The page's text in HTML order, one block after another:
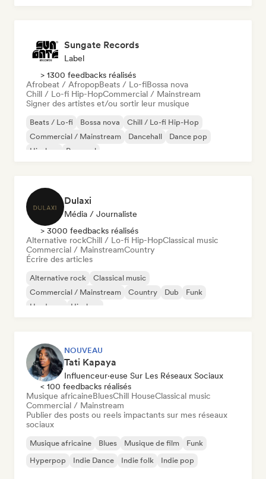
Sungate Records
Label
> 1300 feedbacks réalisés
Afrobeat / AfropopBeats / Lo-fiBossa nova
Chill / Lo-fi Hip-HopCommercial / Mainstream
Signer des artistes et/ou sortir leur musique
Beats / Lo-fi Bossa nova
Chill / Lo-fi Hip-Hop
Commercial / Mainstream
Dancehall
Dance pop
Hip-hop
Pop soul
Dulaxi
Média / Journaliste
> 3000 feedbacks réalisés
Alternative rockChill / Lo-fi Hip-HopClassical music
Commercial / MainstreamCountry
Écrire des articles
Alternative rock
Classical music
Commercial / Mainstream
Country Dub
Funk
Hardcore
Hip-hop
NOUVEAU
Tati Kapaya
Influenceur·euse Sur Les Réseaux Sociaux
< 100 feedbacks réalisés
Musique africaineBluesChill HouseClassical music
Commercial / Mainstream
Publier des posts ou reels impactants sur mes réseaux
sociaux
Musique africaine Blues Musique de film
Funk
Hyperpop
Indie Dance Indie folk Indie pop